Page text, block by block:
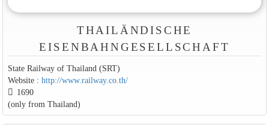
THAILÄNDISCHE
EISENBAHNGESELLSCHAFT
State Railway of Thailand (SRT)
Website : http://www.railway.co.th/
1690
(only from Thailand)